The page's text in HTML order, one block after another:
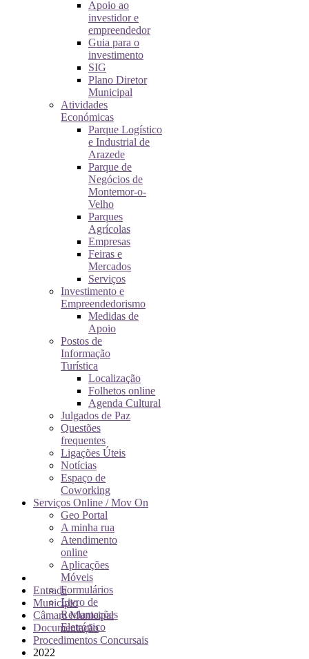
Apoio ao
investidor e
empreendedor
Guia para o
investimento
SIG
Plano Diretor
Municipal
Atividades
Económicas
Parque Logístico
e Industrial de
Arazede
Parque de
Negócios de
Montemor-o-
Velho
Parques
Agrícolas
Empresas
Feiras e
Mercados
Serviços
Investimento e
Empreendedorismo
Medidas de
Apoio
Postos de
Informação
Turística
Localização
Folhetos online
Agenda Cultural
Julgados de Paz
Questões
frequentes
Ligações Úteis
Notícias
Espaço de
Coworking
Serviços Online / Mov On
Geo Portal
A minha rua
Atendimento
online
Aplicações
Móveis
Formulários
Livro de
Reclamações
Eletrónico
Entrada
Município
Câmara Municipal
Documentação
Procedimentos Concursais
2022